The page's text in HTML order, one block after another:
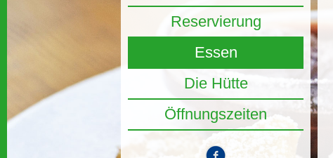
Reservierung
Essen
Die Hütte
Öffnungszeiten